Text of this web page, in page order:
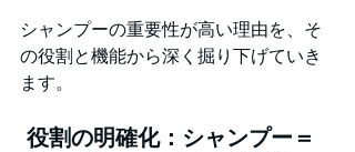
シャンプーの重要性が高い理由を、そ
の役割と機能から深く掘り下げていき
ます。